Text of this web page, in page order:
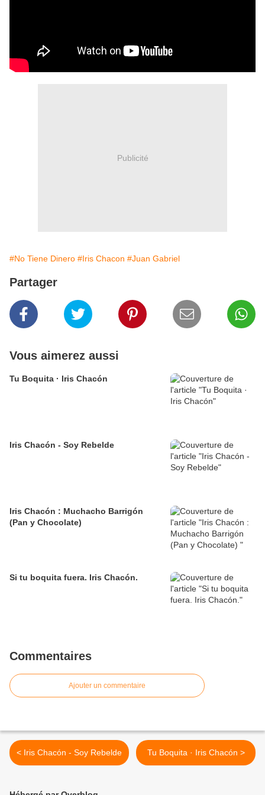
Publicité
#No Tiene Dinero #Iris Chacon #Juan Gabriel
Partager
Vous aimerez aussi
Tu Boquita · Iris Chacón
Iris Chacón - Soy Rebelde
Iris Chacón : Muchacho Barrigón
(Pan y Chocolate)
Si tu boquita fuera. Iris Chacón.
Commentaires
Ajouter un commentaire
< Iris Chacón - Soy Rebelde Tu Boquita · Iris Chacón >